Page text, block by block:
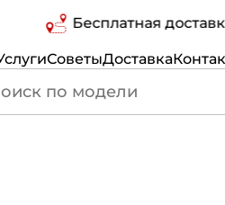
Бесплатная доставка
СоветыДоставка